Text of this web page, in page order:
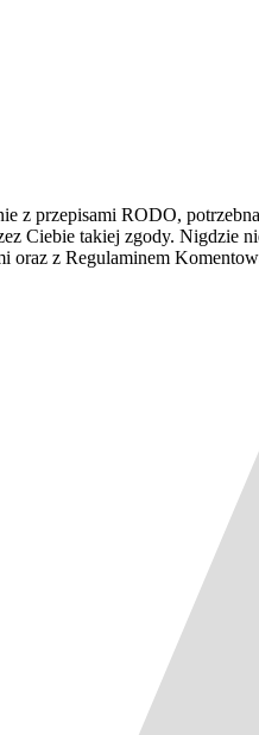
z przepisami RODO,
Ciebie takiej zgody.
oraz z Regulaminem